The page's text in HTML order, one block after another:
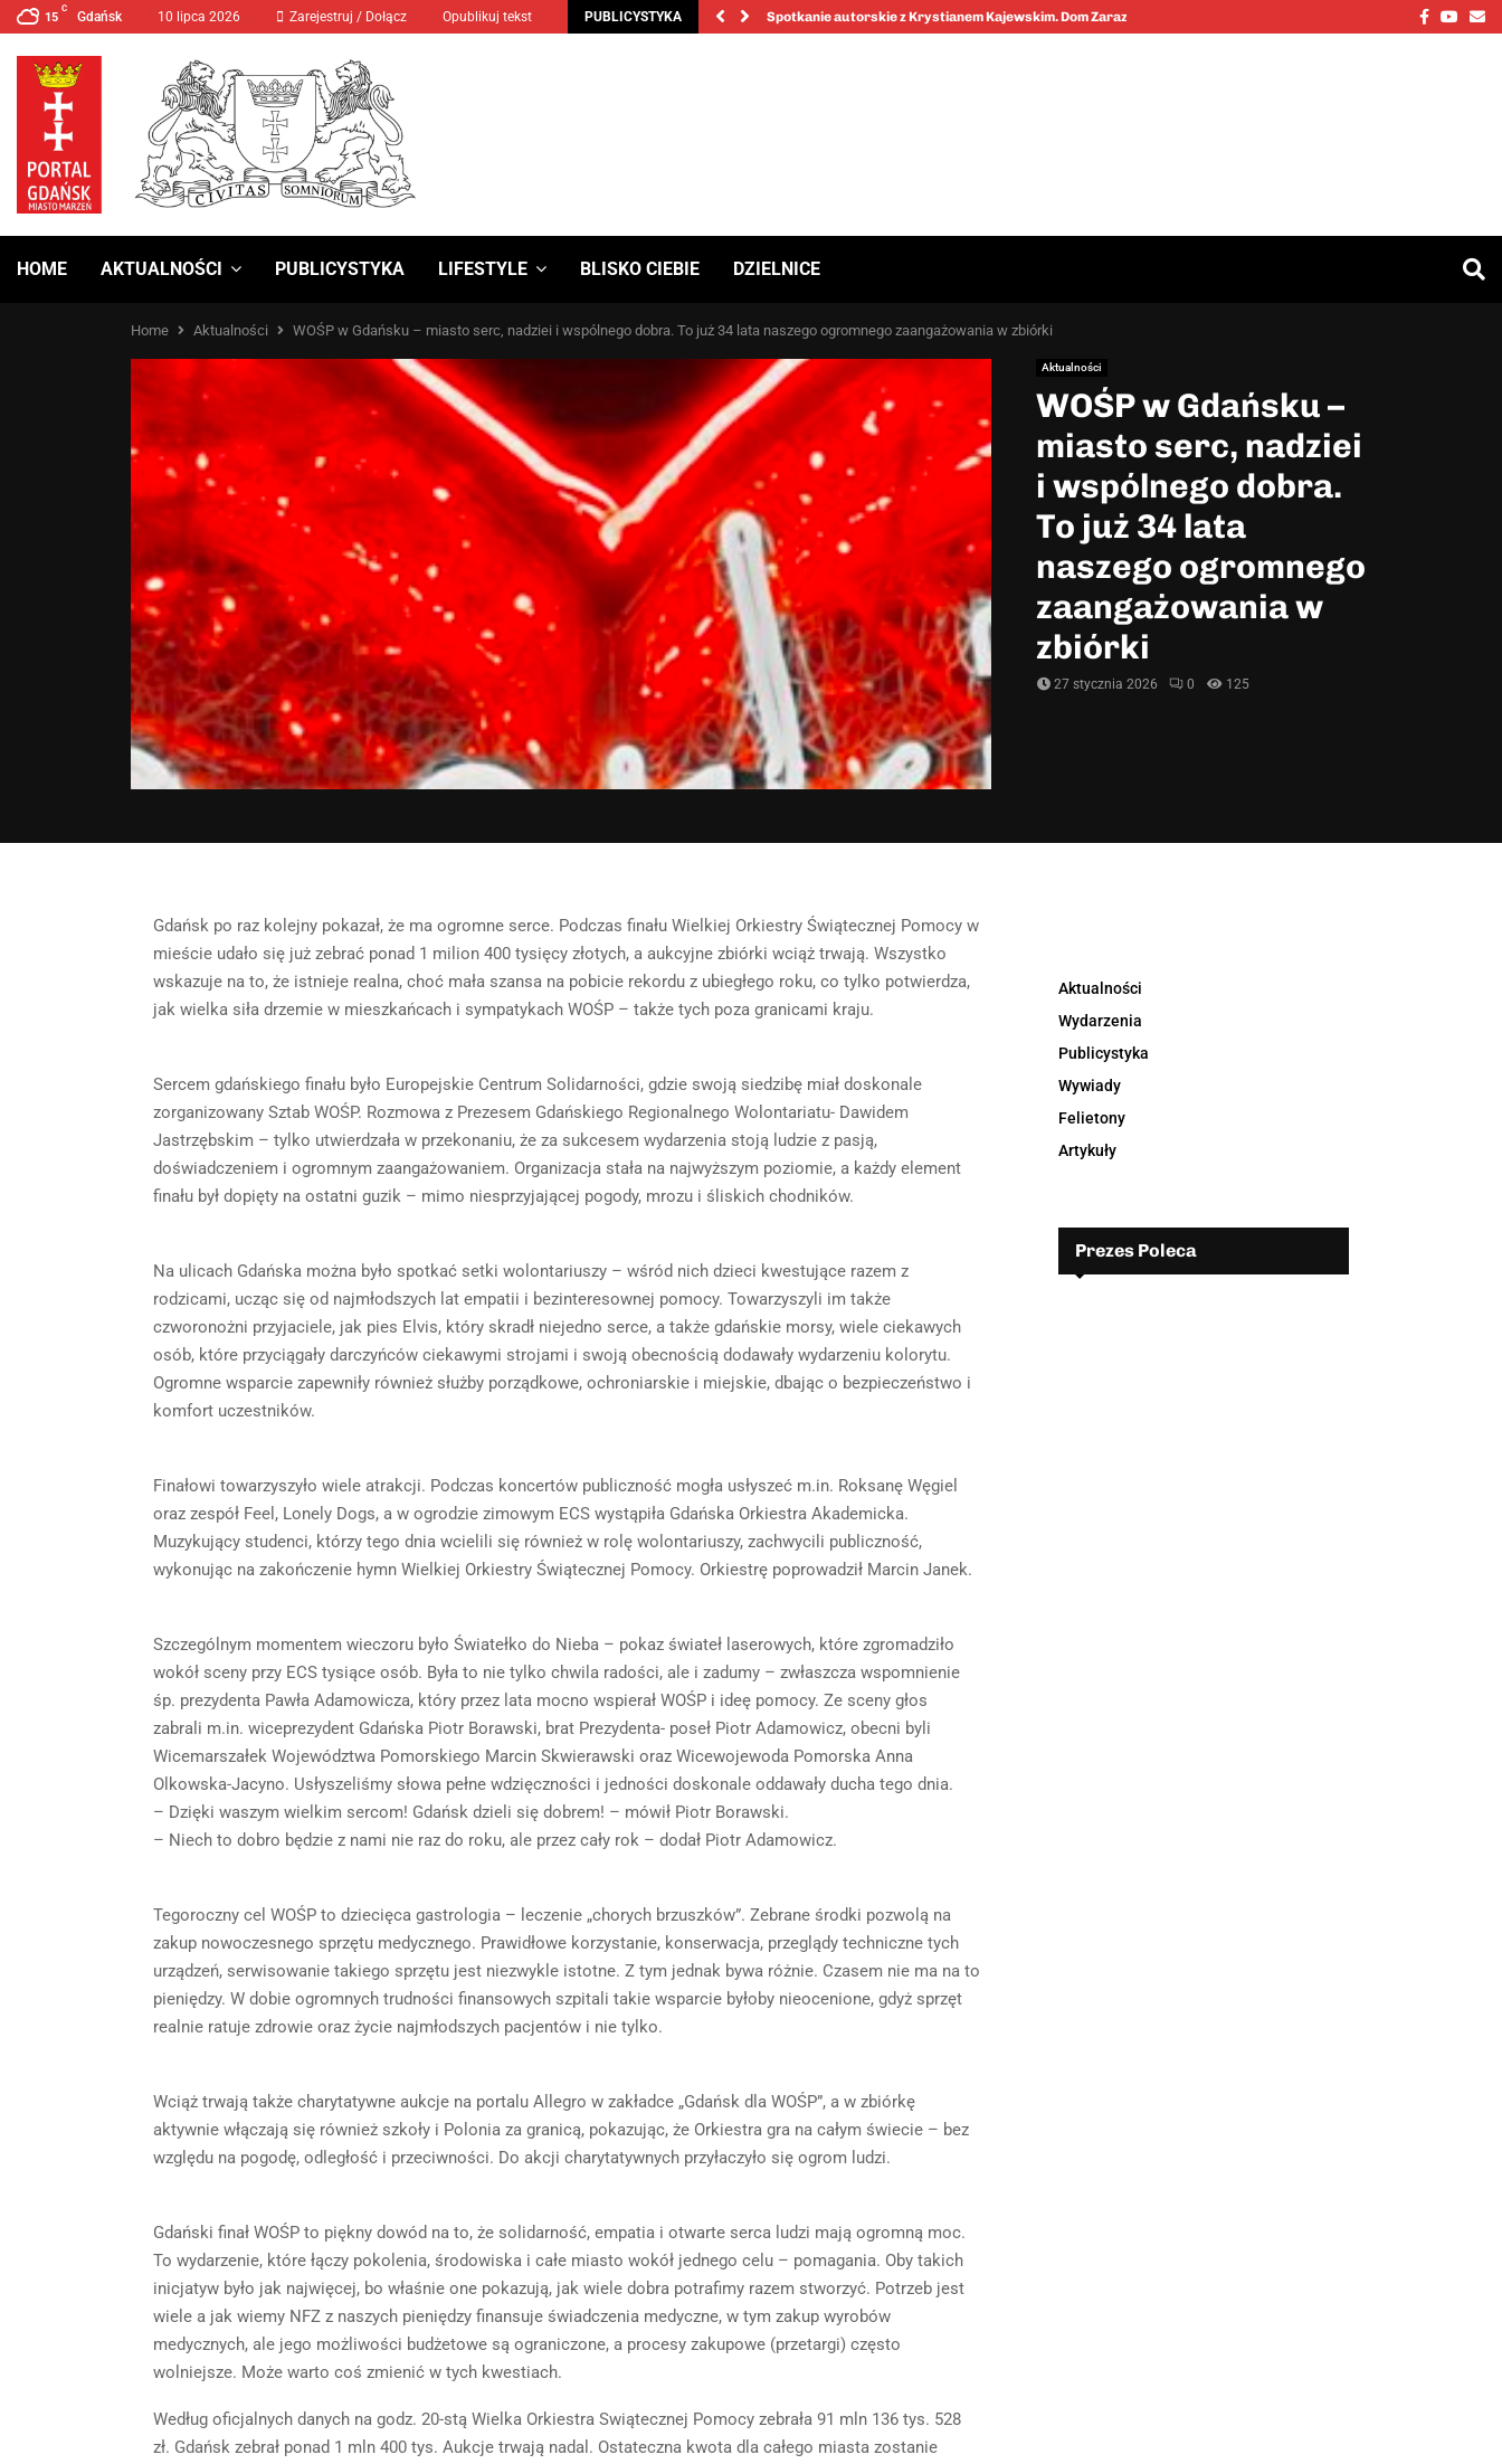
15
C
Gdańsk 10 lipca 2026 Zarejestruj / Dołącz Opublikuj tekst PUBLICYSTYKA
MANIFA 2024 Prawa Kobiet Spotkanie autorskie z Krystianem Kajewskim. Dom Zarazy… Facebook
HOME AKTUALNOŚCI PUBLICYSTYKA LIFESTYLE BLISKO CIEBIE DZIELNICE
Home Aktualności WOŚP w Gdańsku – miasto serc, nadziei i wspólnego dobra. To już 34 lata naszego ogromnego zaangażowania w zbiórki
Aktualności
WOŚP w Gdańsku –
miasto serc, nadziei
i wspólnego dobra.
To już 34 lata
naszego ogromnego
zaangażowania w
zbiórki
27 stycznia 2026 0 125
Gdańsk po raz kolejny pokazał, że ma ogromne serce. Podczas finału Wielkiej Orkiestry Świątecznej Pomocy w
mieście udało się już zebrać ponad 1 milion 400 tysięcy złotych, a aukcyjne zbiórki wciąż trwają. Wszystko
wskazuje na to, że istnieje realna, choć mała szansa na pobicie rekordu z ubiegłego roku, co tylko potwierdza,
jak wielka siła drzemie w mieszkańcach i sympatykach WOŚP – także tych poza granicami kraju.
Sercem gdańskiego finału było Europejskie Centrum Solidarności, gdzie swoją siedzibę miał doskonale
zorganizowany Sztab WOŚP. Rozmowa z Prezesem Gdańskiego Regionalnego Wolontariatu- Dawidem
Jastrzębskim – tylko utwierdzała w przekonaniu, że za sukcesem wydarzenia stoją ludzie z pasją,
doświadczeniem i ogromnym zaangażowaniem. Organizacja stała na najwyższym poziomie, a każdy element
finału był dopięty na ostatni guzik – mimo niesprzyjającej pogody, mrozu i śliskich chodników.
Na ulicach Gdańska można było spotkać setki wolontariuszy – wśród nich dzieci kwestujące razem z
rodzicami, ucząc się od najmłodszych lat empatii i bezinteresownej pomocy. Towarzyszyli im także
czworonożni przyjaciele, jak pies Elvis, który skradł niejedno serce, a także gdańskie morsy, wiele ciekawych
osób, które przyciągały darczyńców ciekawymi strojami i swoją obecnością dodawały wydarzeniu kolorytu.
Ogromne wsparcie zapewniły również służby porządkowe, ochroniarskie i miejskie, dbając o bezpieczeństwo i
komfort uczestników.
Finałowi towarzyszyło wiele atrakcji. Podczas koncertów publiczność mogła usłyszeć m.in. Roksanę Węgiel
oraz zespół Feel, Lonely Dogs, a w ogrodzie zimowym ECS wystąpiła Gdańska Orkiestra Akademicka.
Muzykujący studenci, którzy tego dnia wcielili się również w rolę wolontariuszy, zachwycili publiczność,
wykonując na zakończenie hymn Wielkiej Orkiestry Świątecznej Pomocy. Orkiestrę poprowadził Marcin Janek.
Szczególnym momentem wieczoru było Światełko do Nieba – pokaz świateł laserowych, które zgromadziło
wokół sceny przy ECS tysiące osób. Była to nie tylko chwila radości, ale i zadumy – zwłaszcza wspomnienie
śp. prezydenta Pawła Adamowicza, który przez lata mocno wspierał WOŚP i ideę pomocy. Ze sceny głos
zabrali m.in. wiceprezydent Gdańska Piotr Borawski, brat Prezydenta- poseł Piotr Adamowicz, obecni byli
Wicemarszałek Województwa Pomorskiego Marcin Skwierawski oraz Wicewojewoda Pomorska Anna
Olkowska-Jacyno. Usłyszeliśmy słowa pełne wdzięczności i jedności doskonale oddawały ducha tego dnia.
– Dzięki waszym wielkim sercom! Gdańsk dzieli się dobrem! – mówił Piotr Borawski.
– Niech to dobro będzie z nami nie raz do roku, ale przez cały rok – dodał Piotr Adamowicz.
Tegoroczny cel WOŚP to dziecięca gastrologia – leczenie „chorych brzuszków”. Zebrane środki pozwolą na
zakup nowoczesnego sprzętu medycznego. Prawidłowe korzystanie, konserwacja, przeglądy techniczne tych
urządzeń, serwisowanie takiego sprzętu jest niezwykle istotne. Z tym jednak bywa różnie. Czasem nie ma na to
pieniędzy. W dobie ogromnych trudności finansowych szpitali takie wsparcie byłoby nieocenione, gdyż sprzęt
realnie ratuje zdrowie oraz życie najmłodszych pacjentów i nie tylko.
Wciąż trwają także charytatywne aukcje na portalu Allegro w zakładce „Gdańsk dla WOŚP”, a w zbiórkę
aktywnie włączają się również szkoły i Polonia za granicą, pokazując, że Orkiestra gra na całym świecie – bez
względu na pogodę, odległość i przeciwności. Do akcji charytatywnych przyłaczyło się ogrom ludzi.
Gdański finał WOŚP to piękny dowód na to, że solidarność, empatia i otwarte serca ludzi mają ogromną moc.
To wydarzenie, które łączy pokolenia, środowiska i całe miasto wokół jednego celu – pomagania. Oby takich
inicjatyw było jak najwięcej, bo właśnie one pokazują, jak wiele dobra potrafimy razem stworzyć. Potrzeb jest
wiele a jak wiemy NFZ z naszych pieniędzy finansuje świadczenia medyczne, w tym zakup wyrobów
medycznych, ale jego możliwości budżetowe są ograniczone, a procesy zakupowe (przetargi) często
wolniejsze. Może warto coś zmienić w tych kwestiach.
Według oficjalnych danych na godz. 20-stą Wielka Orkiestra Swiątecznej Pomocy zebrała 91 mln 136 tys. 528
zł. Gdańsk zebrał ponad 1 mln 400 tys. Aukcje trwają nadal. Ostateczna kwota dla całego miasta zostanie
Aktualności
Wydarzenia
Publicystyka
Wywiady
Felietony
Artykuły
Prezes Poleca